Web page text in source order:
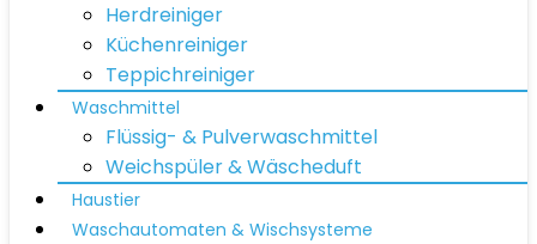
Herdreiniger
Küchenreiniger
Teppichreiniger
Waschmittel
Flüssig- & Pulverwaschmittel
Weichspüler & Wäscheduft
Haustier
Waschautomaten & Wischsysteme